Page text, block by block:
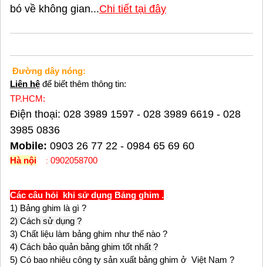
bó về không gian...Chi tiết tại đây
Đường dây nóng:
Liên hệ để biết thêm thông tin:
TP.HCM:
Điện thoại: 028 3989 1597 - 028 3989 6619 - 028
3985 0836
Mobile: 0903 26 77 22 - 0984 65 69 60
Hà nội : 0902058700
Các câu hỏi khi sử dụng Bảng ghim .
1) Bảng ghim là gì ?
2) Cách sử dụng ?
3) Chất liệu làm bảng ghim như thế nào ?
4) Cách bảo quản bảng ghim tốt nhất ?
5) Có bao nhiêu công ty sản xuất bảng ghim ở Việt Nam ?